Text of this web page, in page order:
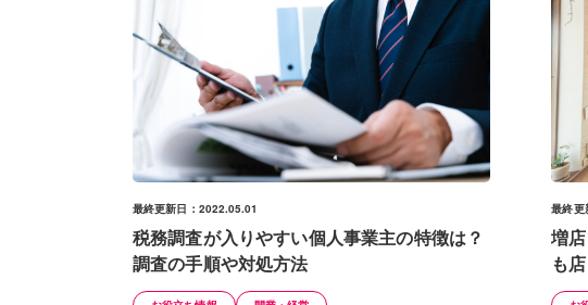
最終更新日：2022.05.01
税務調査が入りやすい個人事業主の特徴は？
調査の手順や対処方法
最終
増
も
り】